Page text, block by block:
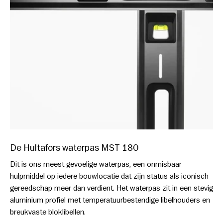
De Hultafors waterpas MST 180
Dit is ons meest gevoelige waterpas, een onmisbaar
hulpmiddel op iedere bouwlocatie dat zijn status als iconisch
gereedschap meer dan verdient. Het waterpas zit in een stevig
aluminium profiel met temperatuurbestendige libelhouders en
breukvaste bloklibellen.